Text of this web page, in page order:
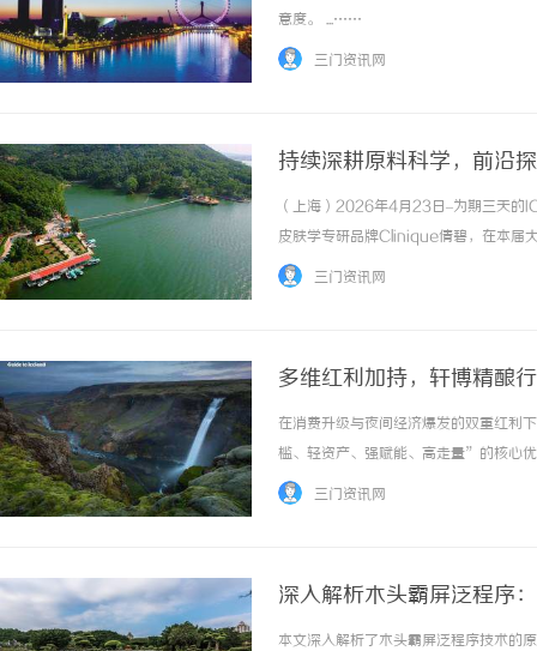
意度。 ...……
三门资讯网
持续深耕原料科学，前沿
2026
（上海）2026年4月23日–为期三天的
皮肤学专研品牌Clinique倩碧，在本届
核心专研美白祛斑成分UP302的科研进
三门资讯网
多维红利加持，轩博精酿
在消费升级与夜间经济爆发的双重红利
槛、轻资产、强赋能、高走量”的核心
红利！赛道红利炸裂，千亿市场，刚需
三门资讯网
深入解析木头霸屏泛程序
本文深入解析了木头霸屏泛程序技术的